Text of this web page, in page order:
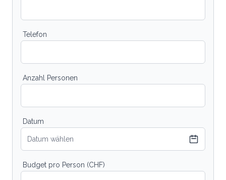
Telefon
Anzahl Personen
Datum
Datum wählen
Budget pro Person (CHF)